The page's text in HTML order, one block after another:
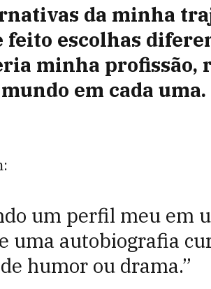
da minha
feito escolhas
minha profissão,
em cada
um perfil meu em
uma autobiografia
humor ou drama.”